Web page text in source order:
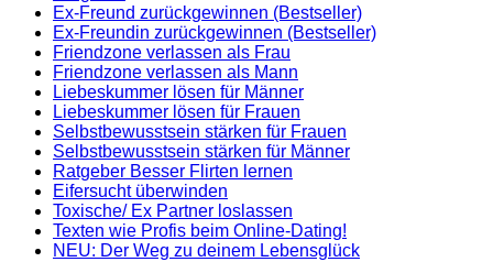
Ex-Freund zurückgewinnen (Bestseller)
Ex-Freundin zurückgewinnen (Bestseller)
Friendzone verlassen als Frau
Friendzone verlassen als Mann
Liebeskummer lösen für Männer
Liebeskummer lösen für Frauen
Selbstbewusstsein stärken für Frauen
Selbstbewusstsein stärken für Männer
Ratgeber Besser Flirten lernen
Eifersucht überwinden
Toxische/ Ex Partner loslassen
Texten wie Profis beim Online-Dating!
NEU: Der Weg zu deinem Lebensglück